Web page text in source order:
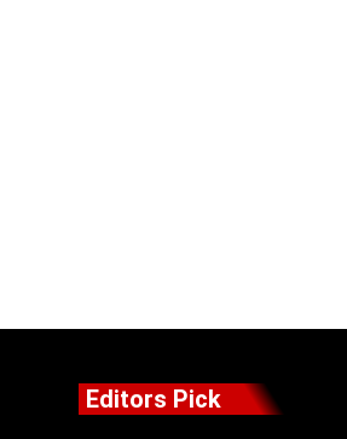
Editors Pick